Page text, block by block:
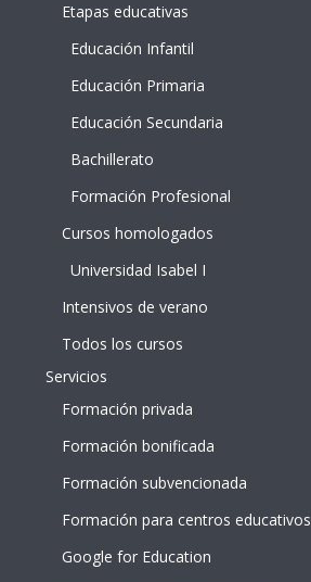
Etapas educativas
Educación Infantil
Educación Primaria
Educación Secundaria
Bachillerato
Formación Profesional
Cursos homologados
Universidad Isabel I
Intensivos de verano
Todos los cursos
Servicios
Formación privada
Formación bonificada
Formación subvencionada
Formación para centros educativos
Google for Education